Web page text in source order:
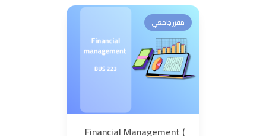
مقرر جامعي
Financial Management (